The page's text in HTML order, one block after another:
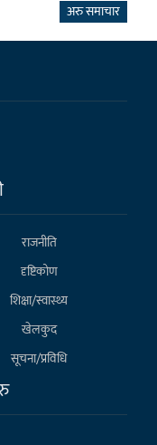
अरु समाचार
राजनीति
दृष्टिकोण
शिक्षा/स्वास्थ्य
खेलकुद
सूचना/प्रविधि